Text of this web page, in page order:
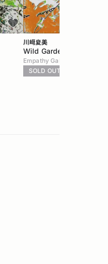
川﨑夏美
Wild Garden83
Empathy Gallery
SOLD OUT